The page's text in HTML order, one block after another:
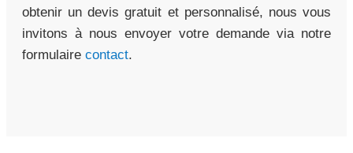
obtenir un devis gratuit et personnalisé, nous vous
invitons à nous envoyer votre demande via notre
formulaire contact.